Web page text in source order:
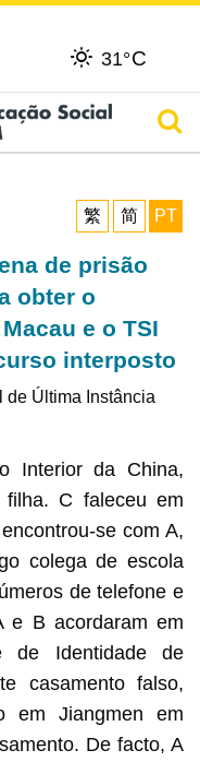
31°C
繁
简 PT
de prisão
obter o
e o TSI
interposto
de Última Instância
Interior da China,
C faleceu em
se com A,
colega de escola
de telefone e
e B acordaram em
Identidade de
casamento falso,
em Jiangmen em
De facto, A